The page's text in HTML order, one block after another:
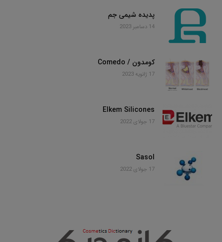
پدیده شیمی جم
14 دسامبر 2023
کومدون / Comedo
17 ژانویه 2023
Elkem Silicones
17 جولای 2022
Sasol
17 جولای 2022